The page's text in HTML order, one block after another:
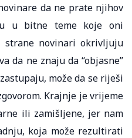
da ne prate njihov
u bitne teme koje oni
strane novinari okrivljuju
da ne znaju da “objasne”
može da se riješi
Krajnje je vrijeme
ili zamišljene, jer nam
koja može rezultirati